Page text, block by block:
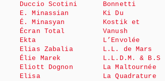
Duccio Scotini
E. Minassian
É. Minasyan
Écran Total
Ekta
Elias Zabalia
Élie Marek
Eliott Dognon
Elisa
Bonnetti
Ki Du
Kostik et
Vanush
L’Envolée
L.L. de Mars
L.L.D.M. & B.S
La Maltournée
La Quadrature